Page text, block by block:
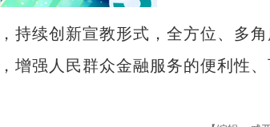
续创新宣教形式，全方位、多角
增强人民群众金融服务的便利性、